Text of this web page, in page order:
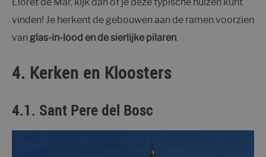
vinden! Je herkent de gebouwen aan de ramen voorzien
van glas-in-lood en de sierlijke pilaren
4. Kerken en Kloosters
4.1. Sant Pere del Bosc